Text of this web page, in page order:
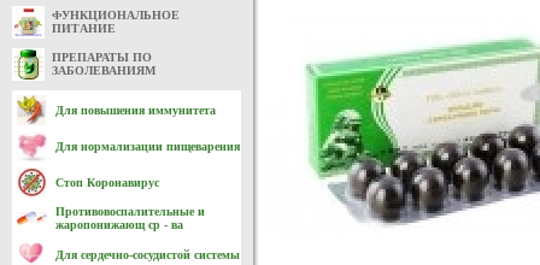
ФУНКЦИОНАЛЬНОЕ
ПИТАНИЕ
ПРЕПАРАТЫ ПО
ЗАБОЛЕВАНИЯМ
Для повышения иммунитета
Для нормализации пищеварения
Стоп Коронавирус
Противовоспалительные и
жаропонижающ ср - ва
Для сердечно-cосудистой системы